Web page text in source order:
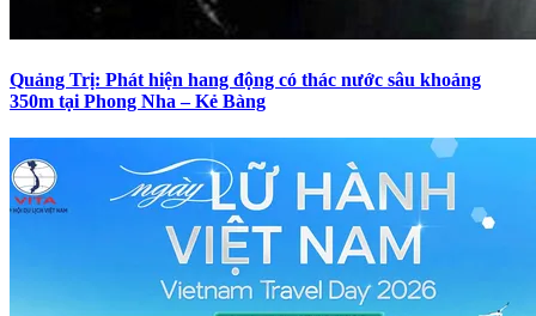
Quảng Trị: Phát hiện hang động có thác nước sâu khoảng
350m tại Phong Nha – Kẻ Bàng